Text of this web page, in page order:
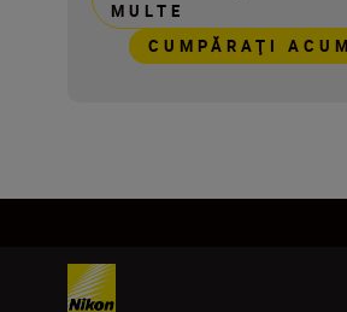
MULTE
CUMPĂRAŢI ACUM